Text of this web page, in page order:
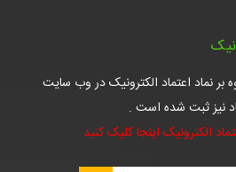
نماد اعتماد الکترونیک در وب سایت
نیز ثبت شده است .
الکترونیک اینجا کلیک کنید